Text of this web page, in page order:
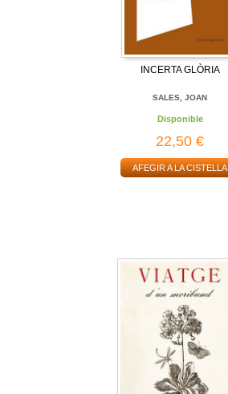
INCERTA GLÒRIA
SALES, JOAN
Disponible
22,50 €
AFEGIR A LA CISTELLA